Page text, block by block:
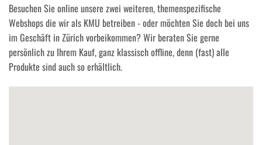
Besuchen Sie online unsere zwei weiteren, themenspezifische
Webshops die wir als KMU betreiben - oder möchten Sie doch bei uns
im Geschäft in Zürich vorbeikommen? Wir beraten Sie gerne
persönlich zu Ihrem Kauf, ganz klassisch offline, denn (fast) alle
Produkte sind auch so erhältlich.